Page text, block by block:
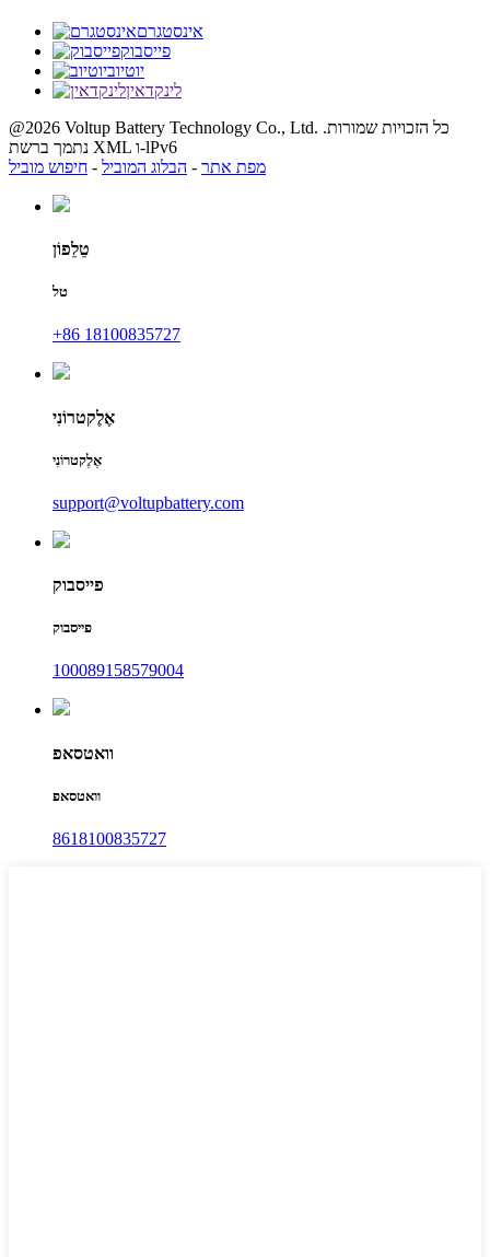
אינסטגרם
פייסבוק
יוטיוב
לינקדאין
@2026 Voltup Battery Technology Co., Ltd. כל הזכויות שמורות.
נתמך ברשת XML ו-lPv6
מפת אתר - הבלוג המוביל - חיפוש מוביל
טֵלֵפוֹן
טל
+86 18100835727
אֶלֶקטרוֹנִי
אֶלֶקטרוֹנִי
support@voltupbattery.com
פייסבוק
פייסבוק
100089158579004
וואטסאפ
וואטסאפ
8618100835727